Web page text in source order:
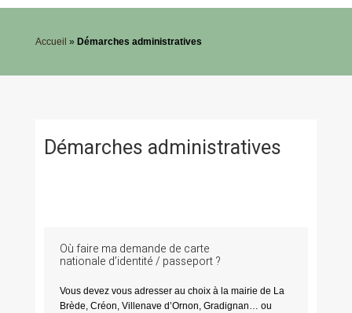
Accueil » Démarches administratives
Démarches administratives
Où faire ma demande de carte
nationale d’identité / passeport ?
Vous devez vous adresser au choix à la mairie de La
Brède, Créon, Villenave d’Ornon, Gradignan… ou